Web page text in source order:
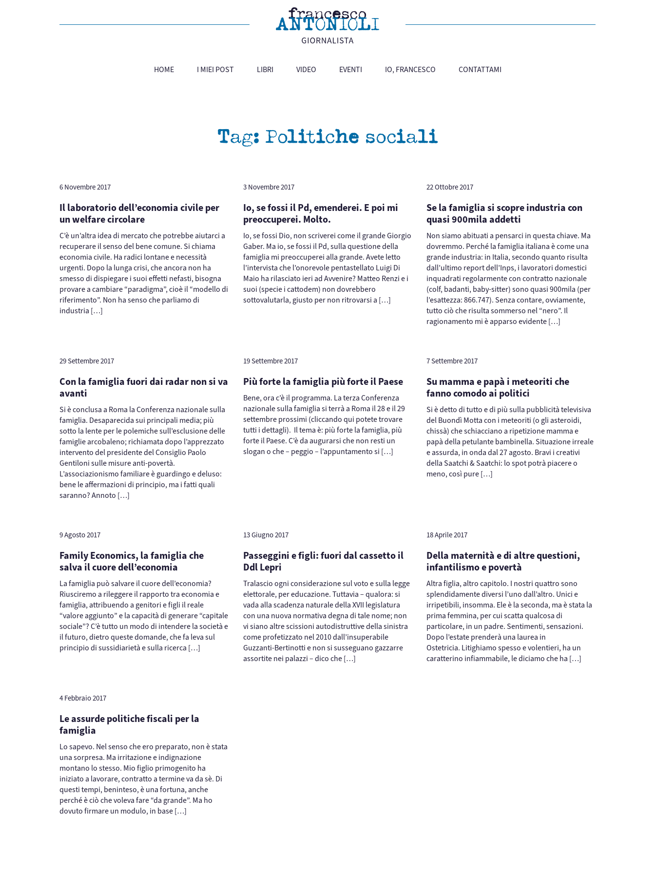
HOME I MIEI POST LIBRI VIDEO EVENTI IO, FRANCESCO CONTATTAMI
Tag: Politiche sociali
6 Novembre 2017
Il laboratorio dell’economia civile per
un welfare circolare
C’è un’altra idea di mercato che potrebbe aiutarci a
recuperare il senso del bene comune. Si chiama
economia civile. Ha radici lontane e necessità
urgenti. Dopo la lunga crisi, che ancora non ha
smesso di dispiegare i suoi effetti nefasti, bisogna
provare a cambiare “paradigma”, cioè il “modello di
riferimento”. Non ha senso che parliamo di
industria […]
3 Novembre 2017
Io, se fossi il Pd, emenderei. E poi mi
preoccuperei. Molto.
Io, se fossi Dio, non scriverei come il grande Giorgio
Gaber. Ma io, se fossi il Pd, sulla questione della
famiglia mi preoccuperei alla grande. Avete letto
l’intervista che l’onorevole pentastellato Luigi Di
Maio ha rilasciato ieri ad Avvenire? Matteo Renzi e i
suoi (specie i cattodem) non dovrebbero
sottovalutarla, giusto per non ritrovarsi a […]
22 Ottobre 2017
Se la famiglia si scopre industria con
quasi 900mila addetti
Non siamo abituati a pensarci in questa chiave. Ma
dovremmo. Perché la famiglia italiana è come una
grande industria: in Italia, secondo quanto risulta
dall’ultimo report dell’Inps, i lavoratori domestici
inquadrati regolarmente con contratto nazionale
(colf, badanti, baby-sitter) sono quasi 900mila (per
l’esattezza: 866.747). Senza contare, ovviamente,
tutto ciò che risulta sommerso nel “nero”. Il
ragionamento mi è apparso evidente […]
29 Settembre 2017
Con la famiglia fuori dai radar non si va
avanti
Si è conclusa a Roma la Conferenza nazionale sulla
famiglia. Desaparecida sui principali media; più
sotto la lente per le polemiche sull’esclusione delle
famiglie arcobaleno; richiamata dopo l’apprezzato
intervento del presidente del Consiglio Paolo
Gentiloni sulle misure anti-povertà.
L’associazionismo familiare è guardingo e deluso:
bene le affermazioni di principio, ma i fatti quali
saranno? Annoto […]
19 Settembre 2017
Più forte la famiglia più forte il Paese
Bene, ora c’è il programma. La terza Conferenza
nazionale sulla famiglia si terrà a Roma il 28 e il 29
settembre prossimi (cliccando qui potete trovare
tutti i dettagli). Il tema è: più forte la famiglia, più
forte il Paese. C’è da augurarsi che non resti un
slogan o che – peggio – l’appuntamento si […]
7 Settembre 2017
Su mamma e papà i meteoriti che
fanno comodo ai politici
Si è detto di tutto e di più sulla pubblicità televisiva
del Buondì Motta con i meteoriti (o gli asteroidi,
chissà) che schiacciano a ripetizione mamma e
papà della petulante bambinella. Situazione irreale
e assurda, in onda dal 27 agosto. Bravi i creativi
della Saatchi & Saatchi: lo spot potrà piacere o
meno, così pure […]
9 Agosto 2017
Family Economics, la famiglia che
salva il cuore dell’economia
La famiglia può salvare il cuore dell’economia?
Riusciremo a rileggere il rapporto tra economia e
famiglia, attribuendo a genitori e figli il reale
“valore aggiunto” e la capacità di generare “capitale
sociale”? C’è tutto un modo di intendere la società e
il futuro, dietro queste domande, che fa leva sul
principio di sussidiarietà e sulla ricerca […]
13 Giugno 2017
Passeggini e figli: fuori dal cassetto il
Ddl Lepri
Tralascio ogni considerazione sul voto e sulla legge
elettorale, per educazione. Tuttavia – qualora: si
vada alla scadenza naturale della XVII legislatura
con una nuova normativa degna di tale nome; non
vi siano altre scissioni autodistruttive della sinistra
come profetizzato nel 2010 dall’insuperabile
Guzzanti-Bertinotti e non si susseguano gazzarre
assortite nei palazzi – dico che […]
18 Aprile 2017
Della maternità e di altre questioni,
infantilismo e povertà
Altra figlia, altro capitolo. I nostri quattro sono
splendidamente diversi l’uno dall’altro. Unici e
irripetibili, insomma. Ele è la seconda, ma è stata la
prima femmina, per cui scatta qualcosa di
particolare, in un padre. Sentimenti, sensazioni.
Dopo l’estate prenderà una laurea in
Ostetricia. Litighiamo spesso e volentieri, ha un
caratterino infiammabile, le diciamo che ha […]
4 Febbraio 2017
Le assurde politiche fiscali per la
famiglia
Lo sapevo. Nel senso che ero preparato, non è stata
una sorpresa. Ma irritazione e indignazione
montano lo stesso. Mio figlio primogenito ha
iniziato a lavorare, contratto a termine va da sè. Di
questi tempi, beninteso, è una fortuna, anche
perché è ciò che voleva fare “da grande”. Ma ho
dovuto firmare un modulo, in base […]